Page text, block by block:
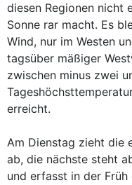
diesen Regionen nicht
Sonne rar macht. Es
Wind, nur im Westen
tagsüber mäßiger
zwischen minus zwei
erreicht.
Am Dienstag zieht die
ab, die nächste steht
und erfasst in der Früh